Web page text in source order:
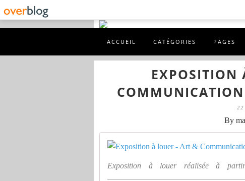
ACCUEIL CATÉGORIES PAGES
EXPOSITION
22
By
Exposition à louer réalisée à